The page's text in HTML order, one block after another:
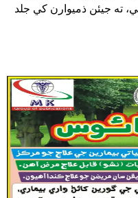
ته جيئن ذميوارن کي جلد